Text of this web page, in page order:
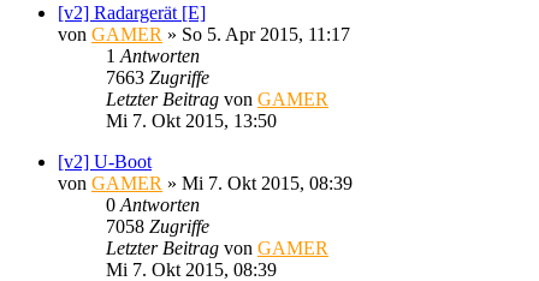
[v2] Radargerät [E]
von GAMER » So 5. Apr 2015, 11:17
1 Antworten
7663 Zugriffe
Letzter Beitrag von GAMER
Mi 7. Okt 2015, 13:50
[v2] U-Boot
von GAMER » Mi 7. Okt 2015, 08:39
0 Antworten
7058 Zugriffe
Letzter Beitrag von GAMER
Mi 7. Okt 2015, 08:39